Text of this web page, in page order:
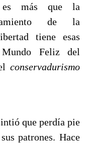
es más que la
de la
tiene esas
Mundo Feliz del
conservadurismo
que perdía pie
patrones. Hace